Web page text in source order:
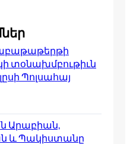
տօնախմբութիւն
Պոլսահայ
Արաբիան,
և Պակիստանը